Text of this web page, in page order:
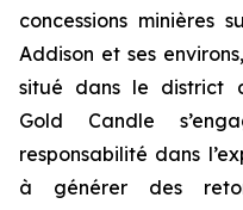
concessions minières
Addison et ses
situé dans le district
Gold Candle
responsabilité dans
à générer des